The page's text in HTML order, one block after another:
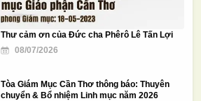
Thư cảm ơn của Đức cha Phêrô Lê Tấn Lợi
08/07/2026
Tòa Giám Mục Cần Thơ thông báo: Thuyên
chuyển & Bổ nhiệm Linh mục năm 2026